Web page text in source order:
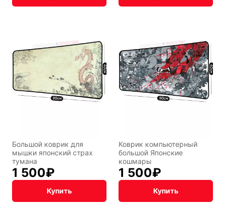
Большой коврик для
мышки японский страх
тумана
1 500₽
Купить
Коврик компьютерный
большой Японские
кошмары
1 500₽
Купить